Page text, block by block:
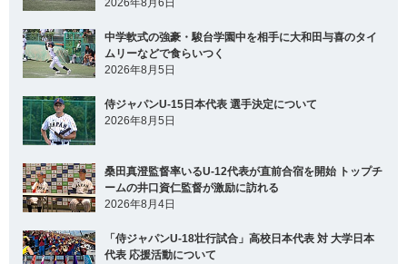
2026年8月6日
中学軟式の強豪・駿台学園中を相手に大和田与喜のタイ
ムリーなどで食らいつく
2026年8月5日
侍ジャパンU-15日本代表 選手決定について
2026年8月5日
桑田真澄監督率いるU-12代表が直前合宿を開始 トップチ
ームの井口資仁監督が激励に訪れる
2026年8月4日
「侍ジャパンU-18壮行試合」高校日本代表 対 大学日本
代表 応援活動について